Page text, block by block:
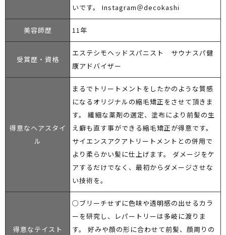
いです。 Instagram＠decokashi
美容師歴 11年
受賞歴・資格
エステシモヘッドスパニスト サウナスパ健
康アドバイザー
得意なヘアスタイ
ル
まるでトリートメントをしたかのような質感
になるオリジナルの縮毛矯正をさせて頂きま
す。 繊細な薬剤の選定、塗布により前髪の生
え癖も直す事ができる縮毛矯正が得意です。
サイエンスアクアトリートメントとの併用で
より柔らかい髪に仕上げます。 ダメージをケ
アするだけでなく、最初からダメージさせな
い技術を。
得意なテイスト
○ブリーチせずに色味や透明感の出せるカラ
ーを研究し、レパートリーは多岐に渡りま
す。 好みや顔の形に合わせて前髪、顔周りの